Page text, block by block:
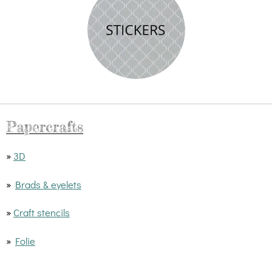
Papercrafts
» 3D
» Brads & eyelets
» Craft stencils
» Folie